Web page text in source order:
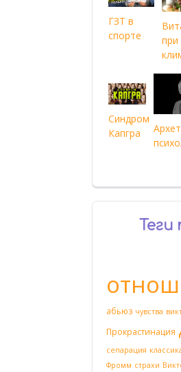
ГЗТ в
спорте
при
Синдром
Капгра
абьюз чувства
Прокрастинация
сепарация
Фромм страхи